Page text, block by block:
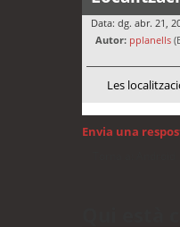
Data: dg. abr. 21,
Autor: pplanells
Les
Envia una